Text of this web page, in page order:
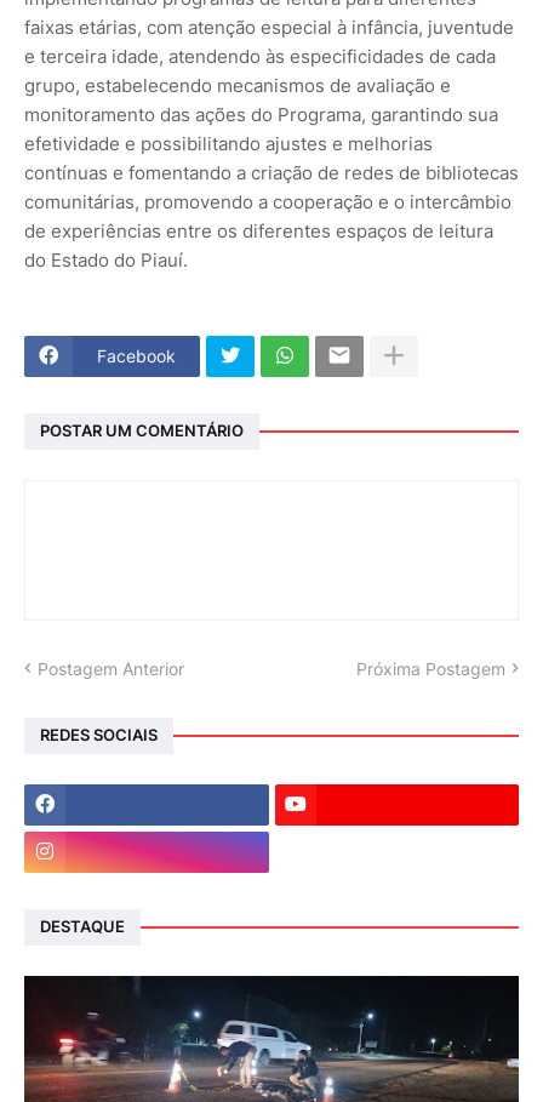
faixas etárias, com atenção especial à infância, juventude
e terceira idade, atendendo às especificidades de cada
grupo, estabelecendo mecanismos de avaliação e
monitoramento das ações do Programa, garantindo sua
efetividade e possibilitando ajustes e melhorias
contínuas e fomentando a criação de redes de bibliotecas
comunitárias, promovendo a cooperação e o intercâmbio
de experiências entre os diferentes espaços de leitura
do Estado do Piauí.
Facebook
POSTAR UM COMENTÁRIO
Postagem Anterior Próxima Postagem
REDES SOCIAIS
DESTAQUE